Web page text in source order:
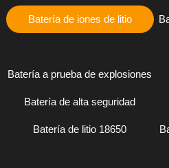
Batería de iones de litio
Batería a prueba de explosiones
Batería de alta seguridad
Batería de litio 18650